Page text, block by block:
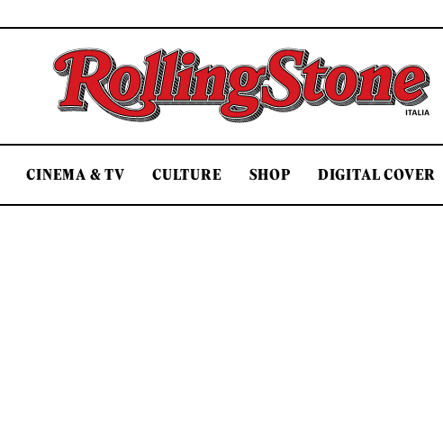
Rolling Stone Italia
CINEMA & TV CULTURE SHOP DIGITAL COVER